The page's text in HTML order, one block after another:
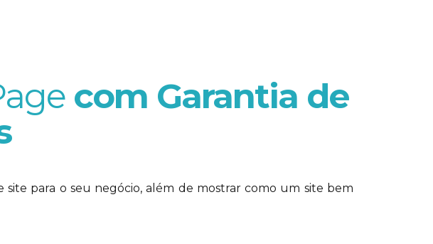
com Garantia de
para o seu negócio, além de mostrar como um site bem